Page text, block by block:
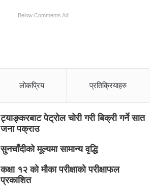
Below Comments Ad
लोकप्रिय प्रतिक्रियाहरु
ट्याङ्करबाट पेट्रोल चोरी गरी बिक्री गर्ने सात
जना पक्राउ
सुनचाँदीको मूल्यमा सामान्य वृद्धि
कक्षा १२ को मौका परीक्षाको परीक्षाफल
प्रकाशित